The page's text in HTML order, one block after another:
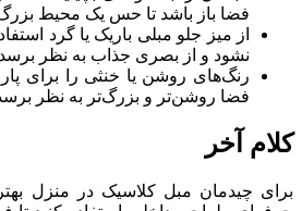
فضا باز باشد تا حس یک محیط
از میز جلو مبلی باریک یا گرد
نشود و از بصری جذاب به نظر
رنگ‌های روشن یا خنثی را برای
فضا روشن‌تر و بزرگ‌تر به نظر
کلام آخر
برای چیدمان مبل کلاسیک در منزل